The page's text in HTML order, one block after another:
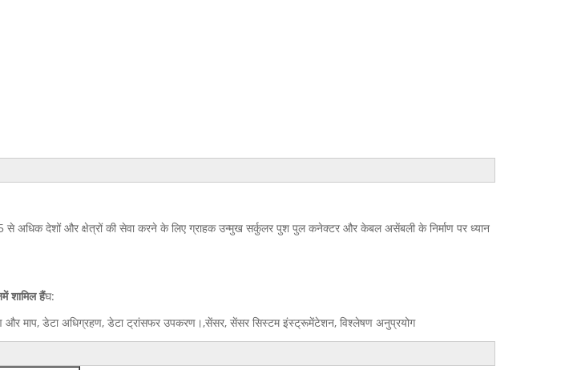
से अधिक देशों और क्षेत्रों की सेवा करने के लिए ग्राहक उन्मुख सर्कुलर पुश पुल कनेक्टर और केबल असेंबली के निर्माण पर ध्यान
शामिल हैंघ:
और माप, डेटा अधिग्रहण, डेटा ट्रांसफर उपकरण।,सेंसर, सेंसर सिस्टम इंस्ट्रूमेंटेशन, विश्लेषण अनुप्रयोग